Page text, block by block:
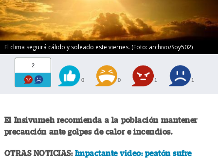
El clima seguirá cálido y soleado este viernes. (Foto: archivo/Soy502)
2
0 0 1 1
El Insivumeh recomienda a la población mantener
precaución ante golpes de calor e incendios.
OTRAS NOTICIAS: Impactante video: peatón sufre